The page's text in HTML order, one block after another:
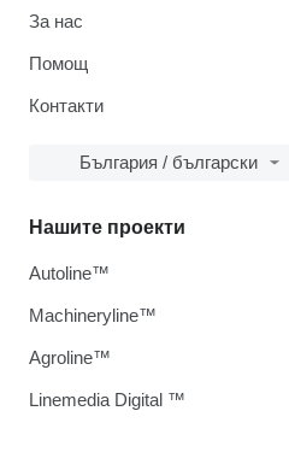
За нас
Помощ
Контакти
България / български
Нашите проекти
Autoline™
Machineryline™
Agroline™
Linemedia Digital ™